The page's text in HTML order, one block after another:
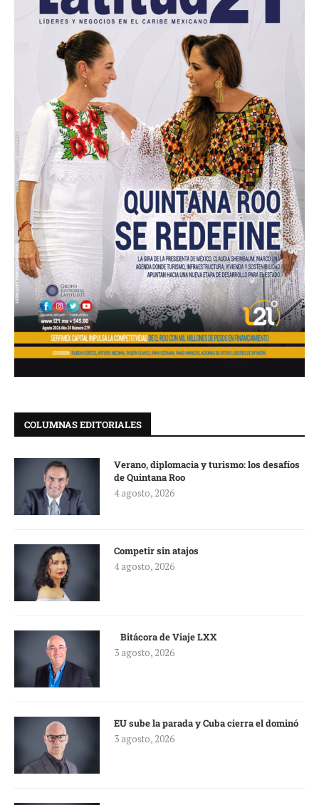
COLUMNAS EDITORIALES
Verano, diplomacia y turismo: los desafíos
de Quintana Roo
4 agosto, 2026
Competir sin atajos
4 agosto, 2026
Bitácora de Viaje LXX
3 agosto, 2026
EU sube la parada y Cuba cierra el dominó
3 agosto, 2026